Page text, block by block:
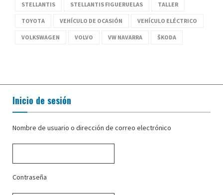
STELLANTIS STELLANTIS FIGUERUELAS TALLER
TOYOTA VEHÍCULO DE OCASIÓN VEHÍCULO ELÉCTRICO
VOLKSWAGEN VOLVO VW NAVARRA ŠKODA
Inicio de sesión
Nombre de usuario o dirección de correo electrónico
Contraseña